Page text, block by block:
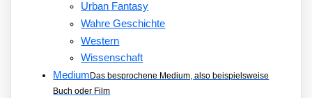
Urban Fantasy
Wahre Geschichte
Western
Wissenschaft
MediumDas besprochene Medium, also beispielsweise
Buch oder Film